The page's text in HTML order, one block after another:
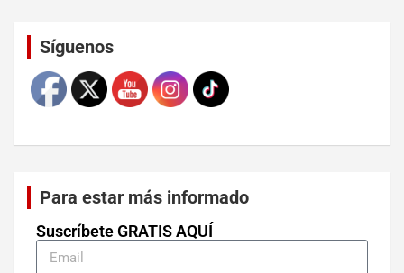
Síguenos
Para estar más informado
Suscríbete GRATIS AQUÍ